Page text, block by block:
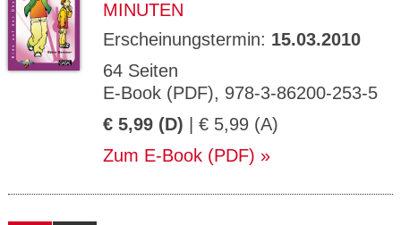
MINUTEN
Erscheinungstermin: 15.03.2010
64 Seiten
E-Book (PDF), 978-3-86200-253-5
€ 5,99 (D) | € 5,99 (A)
Zum E-Book (PDF)